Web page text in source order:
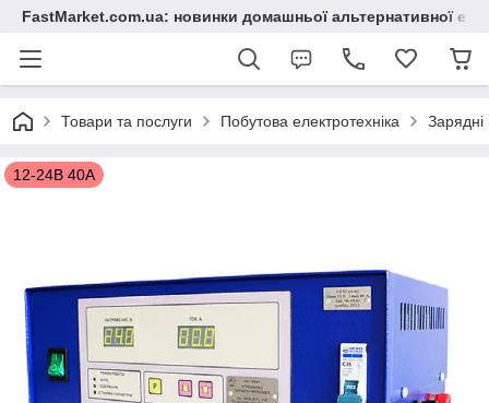
FastMarket.com.ua: новинки домашньої альтернативної
Товари та послуги Побутова електротехніка Зарядні
12-24В 40А